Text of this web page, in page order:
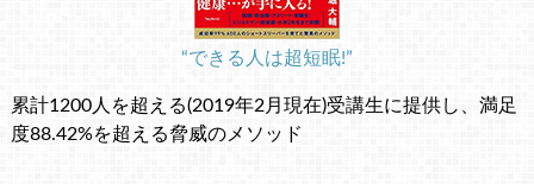
“できる人は超短眠!”
累計1200人を超える(2019年2月現在)受講生に提供し、満足
度88.42%を超える脅威のメソッド